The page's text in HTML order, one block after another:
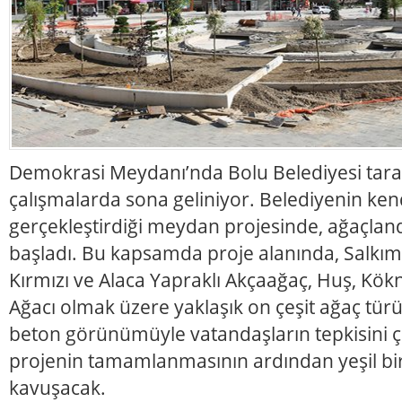
Demokrasi Meydanı’nda Bolu Belediyesi
çalışmalarda sona geliniyor. Belediyenin
gerçekleştirdiği meydan projesinde,
başladı. Bu kapsamda proje alanında,
Kırmızı ve Alaca Yapraklı Akçaağaç, Huş,
Ağacı olmak üzere yaklaşık on çeşit ağaç
beton görünümüyle vatandaşların tepkisini
projenin tamamlanmasının ardından yeşil
kavuşacak.